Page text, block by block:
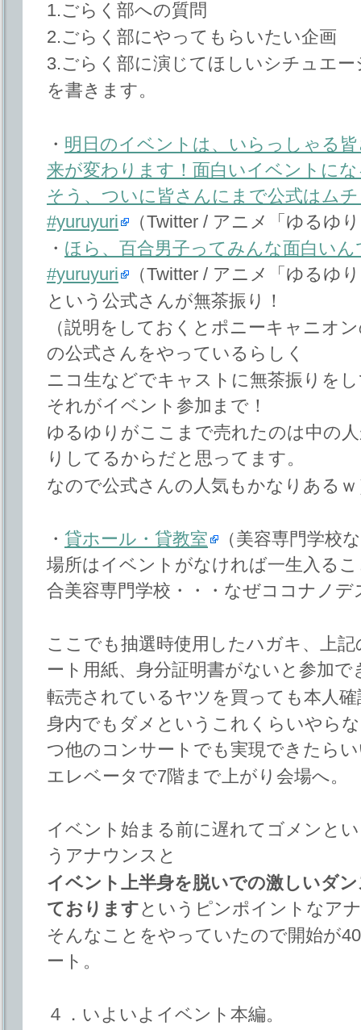
1.ごらく部への質問
2.ごらく部にやってもらいたい企画
3.ごらく部に演じてほしいシチュエー
を書きます。
・ 明日のイベントは、いらっしゃる
来が変わります！面白いイベントに
そう、ついに皆さんにまで公式はム
#yuruyuri
（Twitter / アニメ「ゆるゆ
・ ほら、百合男子ってみんな面白い
#yuruyuri
（Twitter / アニメ「ゆるゆ
という公式さんが無茶振り！
（説明をしておくとポニーキャニオ
の公式さんをやっているらしく
ニコ生などでキャストに無茶振りを
それがイベント参加まで！
ゆるゆりがここまで売れたのは中の
りしてるからだと思ってます。
なので公式さんの人気もかなりあるｗ
・ 貸ホール・貸教室
（美容専門学校
場所はイベントがなければ一生入る
合美容専門学校・・・なぜココナノデ
ここでも抽選時使用したハガキ、上
ート用紙、身分証明書がないと参加
転売されているヤツを買っても本人
身内でもダメというこれくらいやら
つ他のコンサートでも実現できたら
エレベータで7階まで上がり会場へ。
イベント始まる前に遅れてゴメンと
うアナウンスと
イベント上半身を脱いでの激しいダ
ておりますというピンポイントなア
そんなことをやっていたので開始が
ート。
４．いよいよイベント本編。